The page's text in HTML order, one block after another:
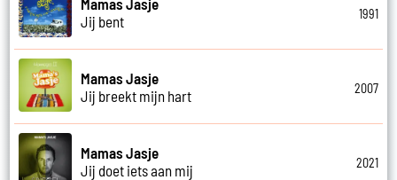
Jij bent
1991
Mamas Jasje
Jij breekt mijn hart
2007
Mamas Jasje
Jij doet iets aan mij
2021